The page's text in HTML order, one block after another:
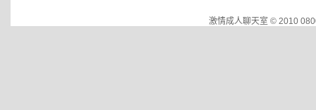
激情成人聊天室 © 2010